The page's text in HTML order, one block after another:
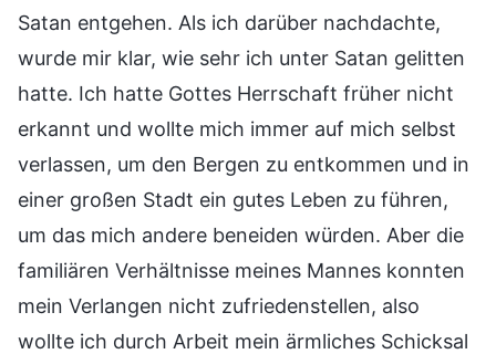
Satan entgehen. Als ich darüber nachdachte,
wurde mir klar, wie sehr ich unter Satan gelitten
hatte. Ich hatte Gottes Herrschaft früher nicht
erkannt und wollte mich immer auf mich selbst
verlassen, um den Bergen zu entkommen und in
einer großen Stadt ein gutes Leben zu führen,
um das mich andere beneiden würden. Aber die
familiären Verhältnisse meines Mannes konnten
mein Verlangen nicht zufriedenstellen, also
wollte ich durch Arbeit mein ärmliches Schicksal